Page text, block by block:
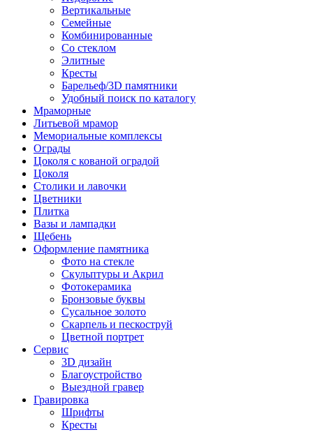
Вертикальные
Семейные
Комбинированные
Со стеклом
Элитные
Кресты
Барельеф/3D памятники
Удобный поиск по каталогу
Мраморные
Литьевой мрамор
Мемориальные комплексы
Ограды
Цоколя с кованой оградой
Цоколя
Столики и лавочки
Цветники
Плитка
Вазы и лампадки
Щебень
Оформление памятника
Фото на стекле
Скульптуры и Акрил
Фотокерамика
Бронзовые буквы
Сусальное золото
Скарпель и пескоструй
Цветной портрет
Сервис
3D дизайн
Благоустройство
Выездной гравер
Гравировка
Шрифты
Кресты